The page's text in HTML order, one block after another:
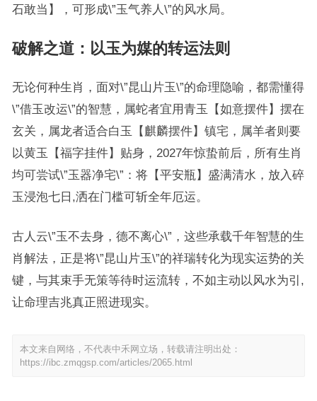
石敢当】，可形成\”玉气养人\”的风水局。
破解之道：以玉为媒的转运法则
无论何种生肖，面对\”昆山片玉\”的命理隐喻，都需懂得
\”借玉改运\”的智慧，属蛇者宜用青玉【如意摆件】摆在
玄关，属龙者适合白玉【麒麟摆件】镇宅，属羊者则要
以黄玉【福字挂件】贴身，2027年惊蛰前后，所有生肖
均可尝试\”玉器净宅\”：将【平安瓶】盛满清水，放入碎
玉浸泡七日,洒在门槛可斩全年厄运。
古人云\”玉不去身，德不离心\”，这些承载千年智慧的生
肖解法，正是将\”昆山片玉\”的祥瑞转化为现实运势的关
键，与其束手无策等待时运流转，不如主动以风水为引,
让命理吉兆真正照进现实。
本文来自网络，不代表中禾网立场，转载请注明出处：
https://ibc.zmqgsp.com/articles/2065.html